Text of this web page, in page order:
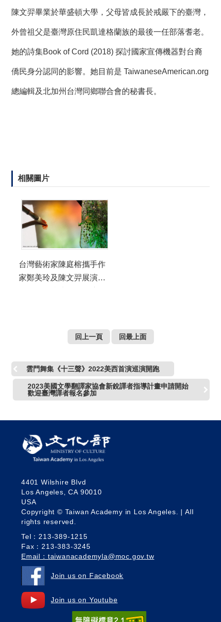
陳文羿畢業於華盛頓大學，父母皆成長於戒嚴下的臺灣，
外曾祖父是臺灣原住民凱達格蘭族的最後一任部落耆老。
她的詩集Book of Cord (2018) 探討國家宣傳機器對台裔
僑民身分認同的影響。她目前是 TaiwaneseAmerican.org
總編輯及北加州台灣同鄉聯合會的秘書長。
相關圖片
台灣藝術家陳庭榕攜手作
家鄭美玲及陳文羿展演
回上一頁 回最上面
雲門舞集《十三聲》2022美西首演巡演開跑
2023美國文學翻譯家協會新銳譯者指導計畫申請開始
歡迎臺灣譯者報名參加
4401 Wilshire Blvd
Los Angeles, CA 90010
USA
Copyright © Taiwan Academy in Los Angeles. | All
rights reserved.
Tel：213-389-1215
Fax：213-383-3245
Email：taiwanacademyla@moc.gov.tw
Join us on Facebook
Join us on Youtube